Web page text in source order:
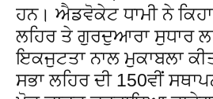
ਹਨ। ਐਡਵੋਕੇਟ ਧਾਮੀ ਨੇ
ਲਹਿਰ ਤੇ ਗੁਰਦੁਆਰਾ ਸੁਧਾਰ
ਇਕਜੁਟਤਾ ਨਾਲ ਮੁਕਾਬਲਾ
ਸਭਾ ਲਹਿਰ ਦੀ 150ਵੀਂ